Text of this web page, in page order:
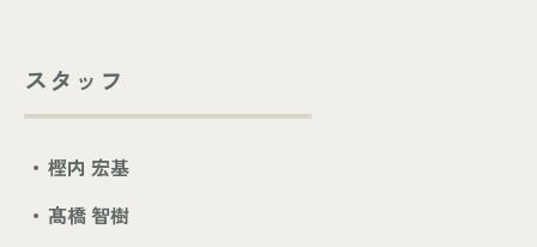
スタッフ
樫内 宏基
髙橋 智樹